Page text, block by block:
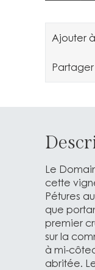
Ajouter
Le
cette
Pétures
que
premier
sur la
à mi-
abritée.